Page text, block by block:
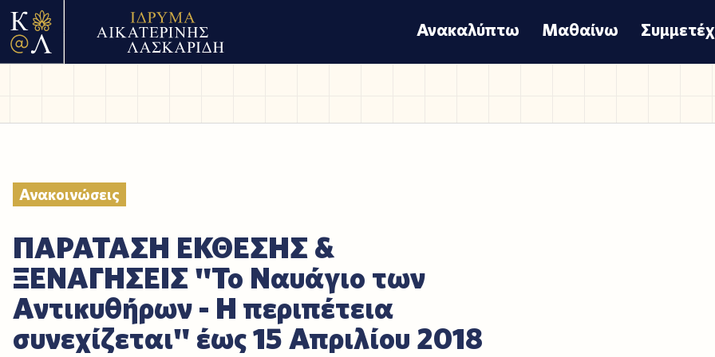
Ανακαλύπτω Μαθαίνω
Ανακοινώσεις
ΠΑΡΑΤΑΣΗ ΕΚΘΕΣΗΣ &
ΞΕΝΑΓΗΣΕΙΣ "Το Ναυάγιο των
Αντικυθήρων - Η περιπέτεια
συνεχίζεται" έως 15 Απριλίου 2018